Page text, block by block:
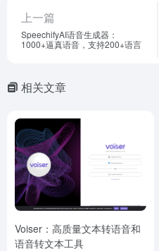
上一篇
SpeechifyAI语音生成器：
1000+逼真语音，支持200+语言
相关文章
Voiser：高质量文本转语音和
语音转文本工具